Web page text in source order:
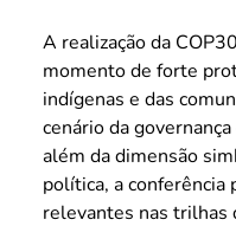
A realização da
momento de forte
indígenas e das
cenário da
além da dimensão
política, a conferência
relevantes nas trilhas